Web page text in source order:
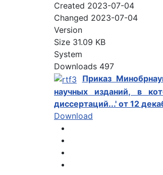
Created 2023-07-04
Changed 2023-07-04
Version
Size 31.09 KB
System
Downloads 497
Приказ
научных изданий, в
диссертаций...' от 12
Download